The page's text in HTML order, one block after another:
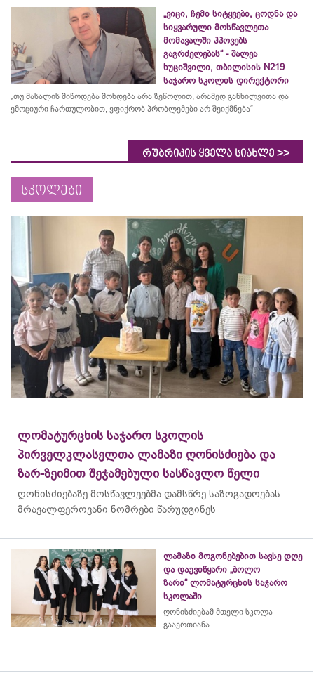
„ვიცი, ჩემი სიტყვები, ცოდნა და
სიყვარული მოსწავლეთა
მომავალში ჰპოვებს
გაგრძელებას“ - შალვა
ხუციშვილი, თბილისის N219
საჯარო სკოლის დირექტორი
„თუ მასალის მიწოდება მოხდება არა ზეწოლით, არამედ განხილვითა და
ემოციური ჩართულობით, ვფიქრობ პრობლემები არ შეიქმნება“
რუბრიკის ყველა სიახლე >>
სკოლები
ლომატურცხის საჯარო სკოლის
პირველკლასელთა ლამაზი ღონისძიება და
ზარ-ზეიმით შეჯამებული სასწავლო წელი
ღონისძიებაზე მოსწავლეებმა დამსწრე საზოგადოებას
მრავალფეროვანი ნომრები წარუდგინეს
ლამაზი მოგონებებით სავსე დღე
და დაუვიწყარი „ბოლო
ზარი“ ლომატურცხის საჯარო
სკოლაში
ღონისძიებამ მთელი სკოლა
გააერთიანა